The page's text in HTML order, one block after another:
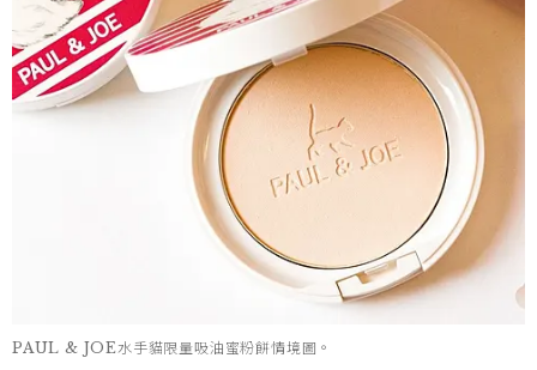
PAUL & JOE水手貓限量吸油蜜粉餅情境圖。